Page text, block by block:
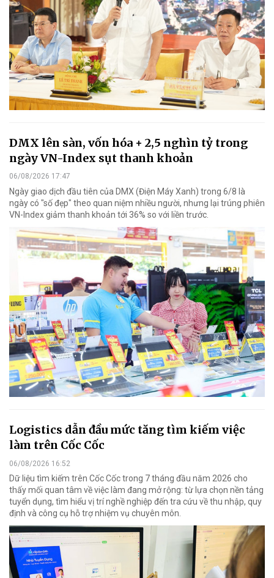
DMX lên sàn, vốn hóa + 2,5 nghìn tỷ trong
ngày VN-Index sụt thanh khoản
06/08/2026 17:47
Ngày giao dịch đầu tiên của DMX (Điện Máy Xanh) trong 6/8 là
ngày có "số đẹp" theo quan niệm nhiều người, nhưng lại trúng phiên
VN-Index giảm thanh khoản tới 36% so với liền trước.
Logistics dẫn đầu mức tăng tìm kiếm việc
làm trên Cốc Cốc
06/08/2026 16:52
Dữ liệu tìm kiếm trên Cốc Cốc trong 7 tháng đầu năm 2026 cho
thấy mối quan tâm về việc làm đang mở rộng: từ lựa chọn nền tảng
tuyển dụng, tìm hiểu vị trí nghề nghiệp đến tra cứu về thu nhập, quy
định và công cụ hỗ trợ nhiệm vụ chuyên môn.